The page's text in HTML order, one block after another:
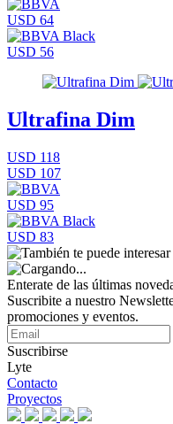
USD 64
USD 56
Ultrafina Dim
USD 118
USD 107
USD 95
USD 83
Enterate de las últimas
Suscribite a nuestro
promociones y eventos.
Suscribirse
Lyte
Contacto
Proyectos